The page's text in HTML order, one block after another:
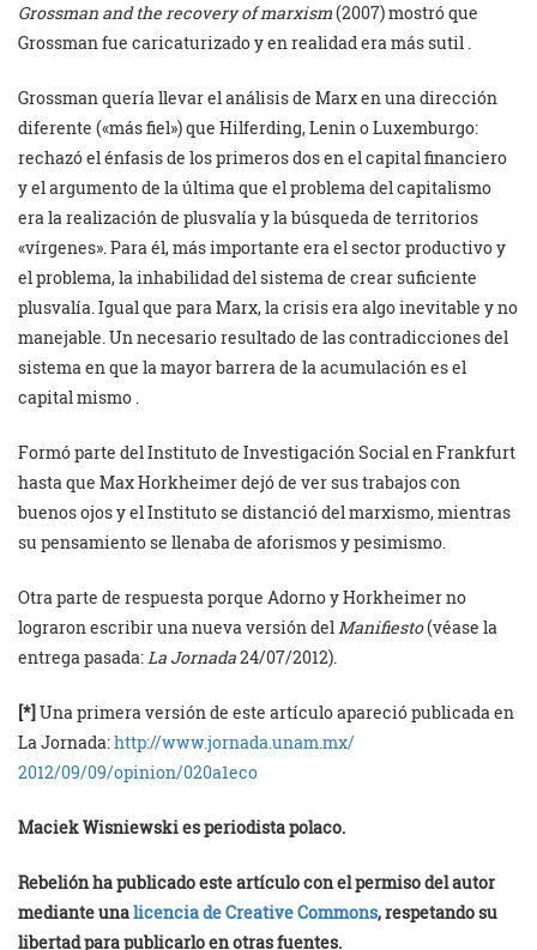
Grossman and the recovery of marxism(2007) mostró que
Grossman fue caricaturizado y en realidad era más sutil .
Grossman quería llevar el análisis de Marx en una dirección
diferente («más fiel») que Hilferding, Lenin o Luxemburgo:
rechazó el énfasis de los primeros dos en el capital financiero
y el argumento de la última que el problema del capitalismo
era la realización de plusvalía y la búsqueda de territorios
«vírgenes». Para él, más importante era el sector productivo y
el problema, la inhabilidad del sistema de crear suficiente
plusvalía. Igual que para Marx, la crisis era algo inevitable y no
manejable. Un necesario resultado de las contradicciones del
sistema en que la mayor barrera de la acumulación es el
capital mismo .
Formó parte del Instituto de Investigación Social en Frankfurt
hasta que Max Horkheimer dejó de ver sus trabajos con
buenos ojos y el Instituto se distanció del marxismo, mientras
su pensamiento se llenaba de aforismos y pesimismo.
Otra parte de respuesta porque Adorno y Horkheimer no
lograron escribir una nueva versión delManifiesto(véase la
entrega pasada:La Jornada24/07/2012).
[*]Una primera versión de este artículo apareció publicada en
La Jornada:http://www.jornada.unam.mx/
2012/09/09/opinion/020a1eco
Maciek Wisniewski es periodista polaco.
Rebelión ha publicado este artículo con el permiso del autor
mediante unalicencia de Creative Commons, respetando su
libertad para publicarlo en otras fuentes.